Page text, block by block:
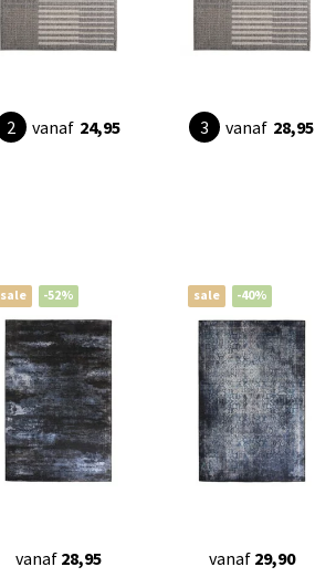
vanaf 24,95 vanaf 28,95
sale -52%
vanaf 28,95
sale -40%
vanaf 29,90